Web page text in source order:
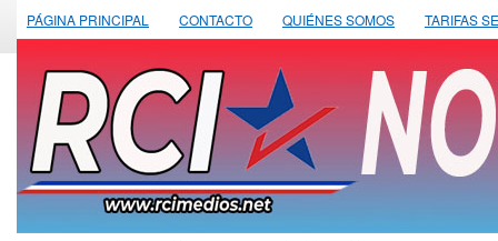
PÁGINA PRINCIPAL CONTACTO QUIÉNES SOMOS TARIFAS